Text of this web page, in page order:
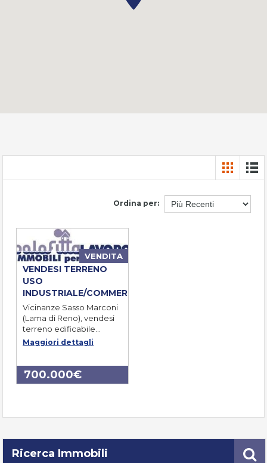
Ordina per:
VENDITA
VENDESI TERRENO
USO
INDUSTRIALE/COMMERCIALE
Vicinanze Sasso Marconi
(Lama di Reno), vendesi
terreno edificabile…
Maggiori dettagli
700.000€
Ricerca Immobili